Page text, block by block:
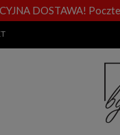
DOSTAWA!